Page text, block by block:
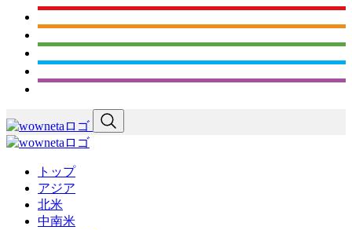
トップ
アジア
北米
中南米